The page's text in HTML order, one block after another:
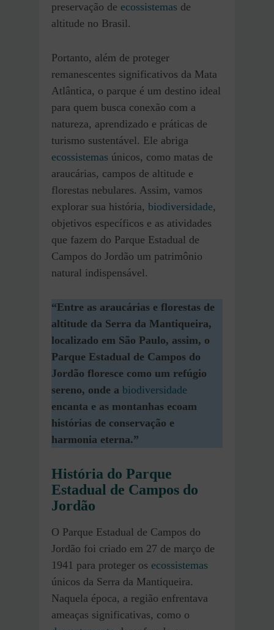
preservação de ecossistemas de
altitude no Brasil.
Portanto, além de proteger
remanescentes significativos da Mata
Atlântica, o parque é um destino ideal
para quem busca conexão com a
natureza, aprendizado e práticas de
turismo sustentável. Ele abriga
ecossistemas únicos, como matas de
araucárias, campos de altitude e
florestas nebulares. Assim, vamos
explorar sua história, biodiversidade,
objetivos específicos e as atividades
que fazem do Parque Estadual de
Campos do Jordão um patrimônio
natural indispensável.
“Entre as araucárias e florestas de
altitude da Serra da Mantiqueira,
localizado em São Paulo, assim, o
Parque Estadual de Campos do
Jordão floresce como um refúgio
sereno, onde a biodiversidade
encanta e as montanhas ecoam
histórias de conservação e
harmonia eterna.”
História do Parque
Estadual de Campos do
Jordão
O Parque Estadual de Campos do
Jordão foi criado em 27 de março de
1941 para proteger os ecossistemas
únicos da Serra da Mantiqueira.
Naquela época, a região enfrentava
ameaças significativas, como o